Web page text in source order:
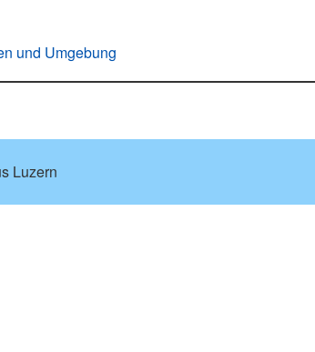
und Umgebung
Luzern